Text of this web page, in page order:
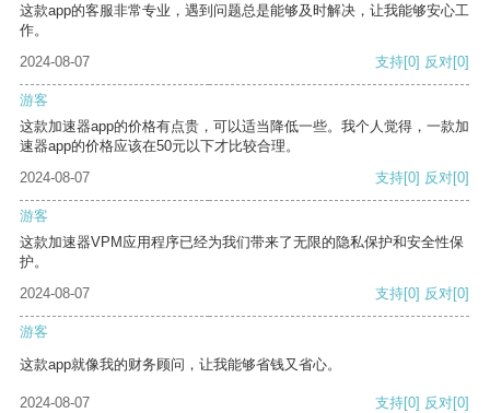
这款app的客服非常专业，遇到问题总是能够及时解决，让我能够安心工
作。
2024-08-07
支持[0] 反对[0]
游客
这款加速器app的价格有点贵，可以适当降低一些。我个人觉得，一款加
速器app的价格应该在50元以下才比较合理。
2024-08-07
支持[0] 反对[0]
游客
这款加速器VPM应用程序已经为我们带来了无限的隐私保护和安全性保
护。
2024-08-07
支持[0] 反对[0]
游客
这款app就像我的财务顾问，让我能够省钱又省心。
2024-08-07 支持[0] 反对[0]